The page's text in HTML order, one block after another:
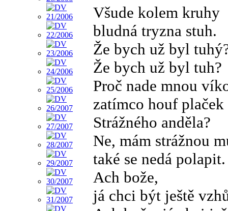
Všude kolem kruhy
bludná tryzna stuh.
Že bych už byl
Že bych už byl tuh?
Proč nade mnou
zatímco houf plaček
Strážného anděla?
Ne, mám strážnou
také se nedá polapit.
Ach bože,
já chci být ještě